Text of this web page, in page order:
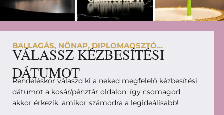
BALLAGÁS, NŐNAP, DIPLOMAOSZTÓ...
VÁLASSZ KÉZBESÍTÉSI
DÁTUMOT
Rendeléskor válaszd ki a neked megfelelő kézbesítési
dátumot a kosár/pénztár oldalon, így csomagod
akkor érkezik, amikor számodra a legideálisabb!